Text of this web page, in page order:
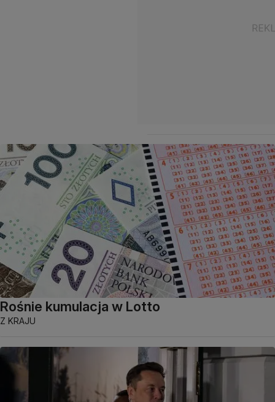
Rośnie kumulacja w Lotto
Z KRAJU